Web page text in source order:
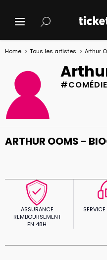
Home Tous les artistes Arthur
ARTHUR OOMS -
ASSURANCE
REMBOURSEMENT
EN 48H